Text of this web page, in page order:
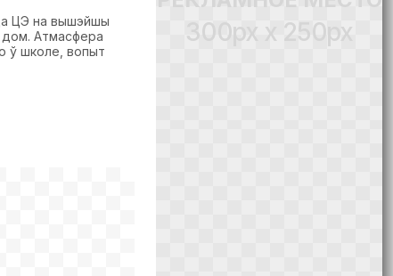
ЦЭ на вышэйшы
дом. Атмасфера
ў школе, вопыт
300px x 250px